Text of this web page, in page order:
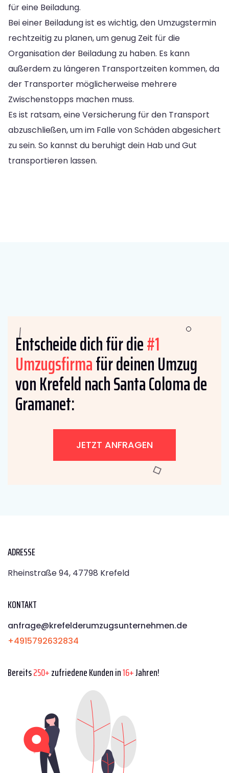
für eine Beiladung.
Bei einer Beiladung ist es wichtig, den Umzugstermin
rechtzeitig zu planen, um genug Zeit für die
Organisation der Beiladung zu haben. Es kann
außerdem zu längeren Transportzeiten kommen, da
der Transporter möglicherweise mehrere
Zwischenstopps machen muss.
Es ist ratsam, eine Versicherung für den Transport
abzuschließen, um im Falle von Schäden abgesichert
zu sein. So kannst du beruhigt dein Hab und Gut
transportieren lassen.
Entscheide dich für die#1
Umzugsfirmafür deinen Umzug
von Krefeld nach Santa Coloma de
Gramanet:
JETZT ANFRAGEN
ADRESSE
Rheinstraße 94, 47798 Krefeld
KONTAKT
anfrage@krefelderumzugsunternehmen.de
+4915792632834
Bereits250+zufriedene Kunden in16+Jahren!